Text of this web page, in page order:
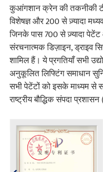
कुआंगशान क्रेन की तकनीकी
विशेषज्ञ और 200 से ज़्यादा
जिनके पास 700 से ज़्यादा
संरचनात्मक डिज़ाइन, ड्राइव
शामिल हैं। ये प्रगतियाँ सभी
अनुकूलित लिफ्टिंग समाधान
सभी पेटेंटों को इसके माध्यम से
राष्ट्रीय बौद्धिक संपदा